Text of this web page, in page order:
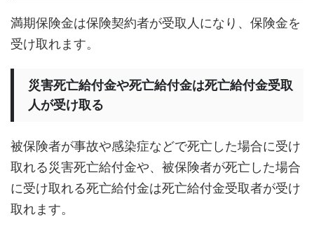
満期保険金は保険契約者が受取人になり、保険金を
受け取れます。
災害死亡給付金や死亡給付金は死亡給付金受取
人が受け取る
被保険者が事故や感染症などで死亡した場合に受け
取れる災害死亡給付金や、被保険者が死亡した場合
に受け取れる死亡給付金は死亡給付金受取者が受け
取れます。